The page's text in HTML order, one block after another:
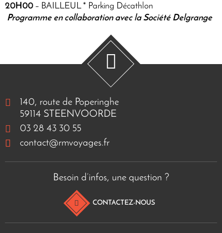
20H00 – BAILLEUL * Parking Décathlon
Programme en collaboration avec la Société Delgrange
140, route de Poperinghe
59114 STEENVOORDE
03 28 43 30 55
contact@rmvoyages.fr
Besoin d’infos, une question ?
CONTACTEZ-NOUS